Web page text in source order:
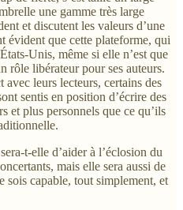
une gamme très large
et discutent les valeurs d’une
évident que cette plateforme, qui
Unis, même si elle n’est que
rôle libérateur pour ses auteurs.
leurs lecteurs, certains des
sentis en position d’écrire des
et plus personnels que ce qu’ils
t-elle d’aider à l’éclosion du
mais elle sera aussi de
capable, tout simplement, et